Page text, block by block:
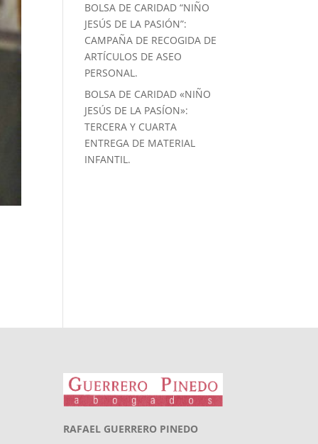
BOLSA DE CARIDAD “NIÑO
JESÚS DE LA PASIÓN”:
CAMPAÑA DE RECOGIDA DE
ARTÍCULOS DE ASEO
PERSONAL.
BOLSA DE CARIDAD «NIÑO
JESÚS DE LA PASÍON»:
TERCERA Y CUARTA
ENTREGA DE MATERIAL
INFANTIL.
RAFAEL GUERRERO PINEDO